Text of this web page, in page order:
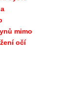
mimo
očí